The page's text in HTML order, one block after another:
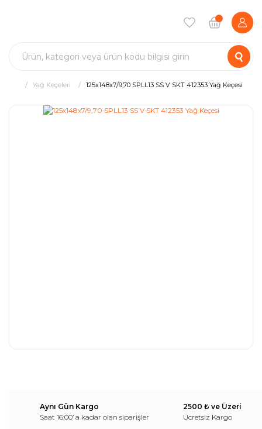
Yağ Keçeleri 125x148x7/9,70 SPLL13 SS V SKT 412353 Yağ Keçesi
Aynı Gün Kargo
Saat 16:00’ a kadar olan siparişler
2500 ₺ ve Üzeri
Ücretsiz Kargo